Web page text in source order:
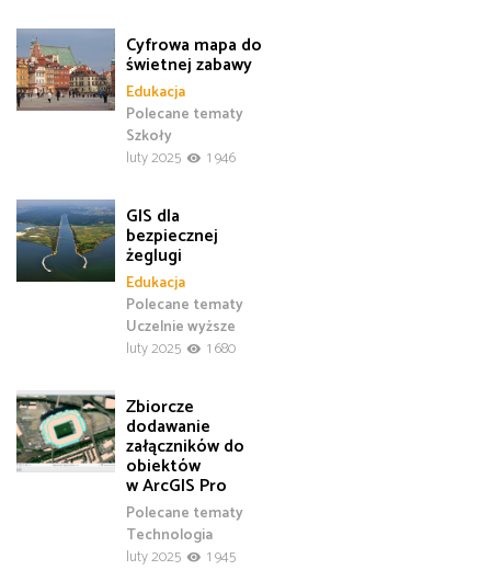
Cyfrowa mapa do
świetnej zabawy
Edukacja
Polecane tematy
Szkoły
luty 2025
1 946
GIS dla
bezpiecznej
żeglugi
Edukacja
Polecane tematy
Uczelnie wyższe
luty 2025
1 680
Zbiorcze
dodawanie
załączników do
obiektów
w ArcGIS Pro
Polecane tematy
Technologia
luty 2025
1 945